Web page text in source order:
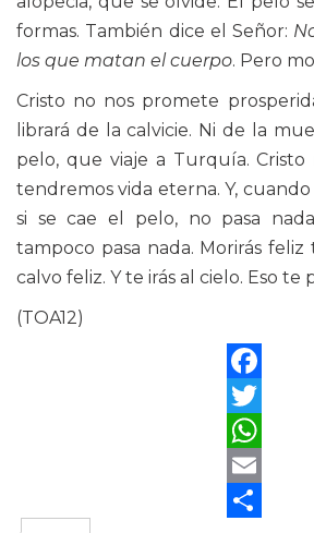
formas. También dice el Señor:
los que matan el cuerpo. Pero
Cristo no nos promete
librará de la calvicie. Ni de la
pelo, que viaje a Turquía.
tendremos vida eterna. Y,
si se cae el pelo, no pasa
tampoco pasa nada. Morirás
calvo feliz. Y te irás al cielo. Eso te
(TOA12)
Twitter
Email